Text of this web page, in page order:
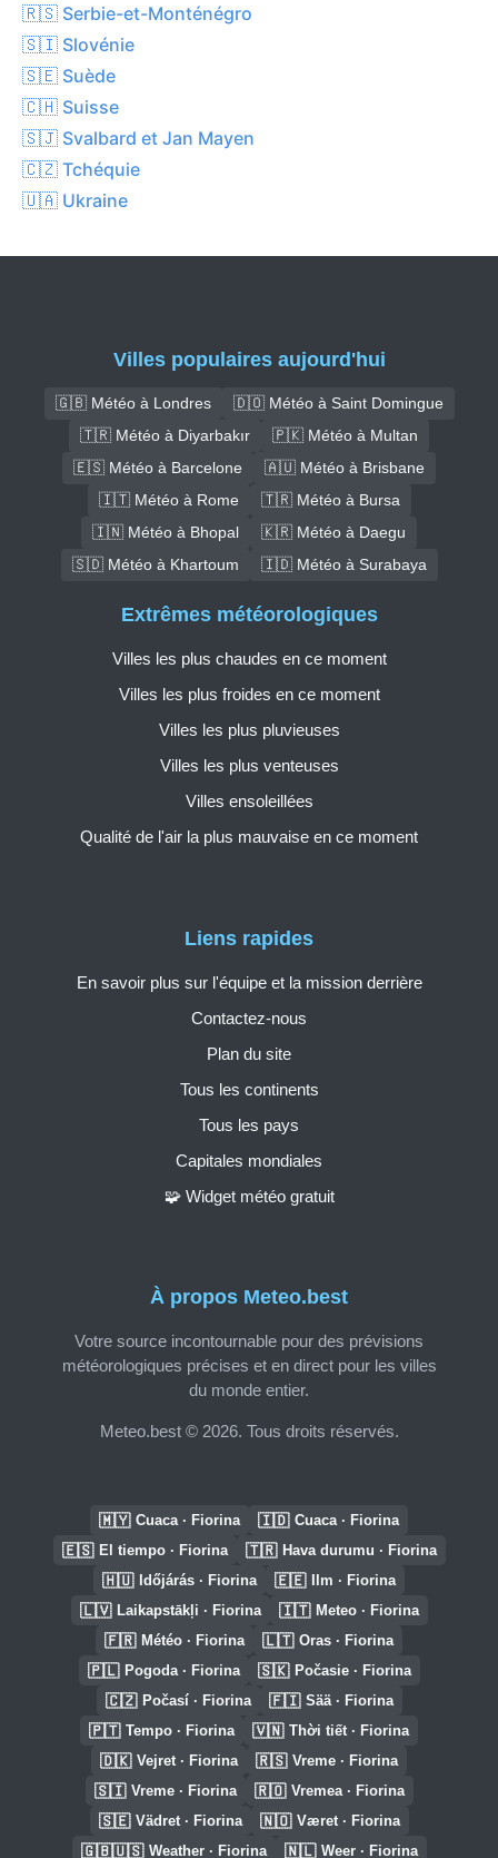
🇷🇸 Serbie-et-Monténégro
🇸🇮 Slovénie
🇸🇪 Suède
🇨🇭 Suisse
🇸🇯 Svalbard et Jan Mayen
🇨🇿 Tchéquie
🇺🇦 Ukraine
Villes populaires aujourd'hui
🇬🇧 Météo à Londres
🇩🇴 Météo à Saint Domingue
🇹🇷 Météo à Diyarbakır
🇵🇰 Météo à Multan
🇪🇸 Météo à Barcelone
🇦🇺 Météo à Brisbane
🇮🇹 Météo à Rome
🇹🇷 Météo à Bursa
🇮🇳 Météo à Bhopal
🇰🇷 Météo à Daegu
🇸🇩 Météo à Khartoum
🇮🇩 Météo à Surabaya
À propos Meteo.best
Votre source incontournable pour des prévisions
météorologiques précises et en direct pour les villes
du monde entier.
Meteo.best © 2026. Tous droits réservés.
Liens rapides
En savoir plus sur l'équipe et la mission derrière
Contactez-nous
Plan du site
Tous les continents
Tous les pays
Capitales mondiales
🧩 Widget météo gratuit
Extrêmes météorologiques
Villes les plus chaudes en ce moment
Villes les plus froides en ce moment
Villes les plus pluvieuses
Villes les plus venteuses
Villes ensoleillées
Qualité de l'air la plus mauvaise en ce moment
🇲🇾 Cuaca · Fiorina 🇮🇩 Cuaca · Fiorina
🇪🇸 El tiempo · Fiorina 🇹🇷 Hava durumu · Fiorina
🇭🇺 Időjárás · Fiorina 🇪🇪 Ilm · Fiorina
🇱🇻 Laikapstākļi · Fiorina 🇮🇹 Meteo · Fiorina
🇫🇷 Météo · Fiorina 🇱🇹 Oras · Fiorina
🇵🇱 Pogoda · Fiorina 🇸🇰 Počasie · Fiorina
🇨🇿 Počasí · Fiorina 🇫🇮 Sää · Fiorina
🇵🇹 Tempo · Fiorina 🇻🇳 Thời tiết · Fiorina
🇩🇰 Vejret · Fiorina 🇷🇸 Vreme · Fiorina
🇸🇮 Vreme · Fiorina 🇷🇴 Vremea · Fiorina
🇸🇪 Vädret · Fiorina 🇳🇴 Været · Fiorina
🇬🇧🇺🇸 Weather · Fiorina 🇳🇱 Weer · Fiorina